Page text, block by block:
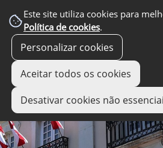
Este site utiliza cookies para
Política de cookies.
Personalizar cookies
Aceitar todos os cookies
Desativar cookies não